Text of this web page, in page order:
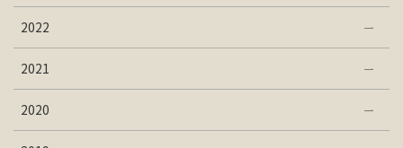
2022
2021
2020